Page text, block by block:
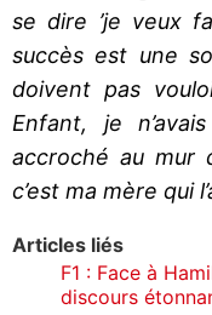
se dire ’je veux
succès est une
doivent pas
Enfant, je
accroché au mur
c’est ma mère qui
Articles liés
F1 : Face à
discours